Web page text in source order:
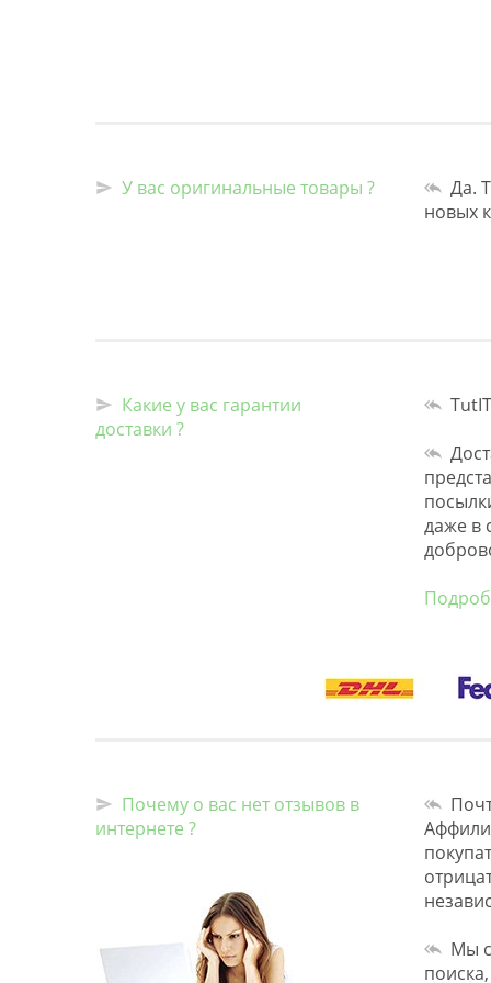
У вас оригинальные товары ?
Да.
новых
Какие у вас гарантии
доставки ?
даже в
Почему о вас нет отзывов в
интернете ?
Мы